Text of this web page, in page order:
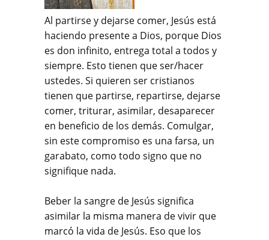
Al partirse y dejarse comer, Jesús está
haciendo presente a Dios, porque Dios
es don infinito, entrega total a todos y
siempre. Esto tienen que ser/hacer
ustedes. Si quieren ser cristianos
tienen que partirse, repartirse, dejarse
comer, triturar, asimilar, desapare­cer
en beneficio de los demás. Comulgar,
sin este compromi­so es una farsa, un
garabato, como todo signo que no
signifique nada.
Beber la sangre de Jesús significa
asimilar la misma manera de vivir que
marcó la vida de Jesús. Eso que los